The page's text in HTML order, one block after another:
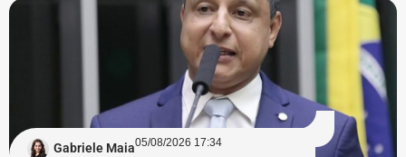
operacionais e não apresentou perspectiva de geração de
caixa suficiente para sustentar as atividades ou quitar
Na avaliação do Executivo estadual, a recuperação
judicial deixou de cumprir sua função de permitir a
recuperação da empresa.
Gabriele Maia05/08/2026 17:34